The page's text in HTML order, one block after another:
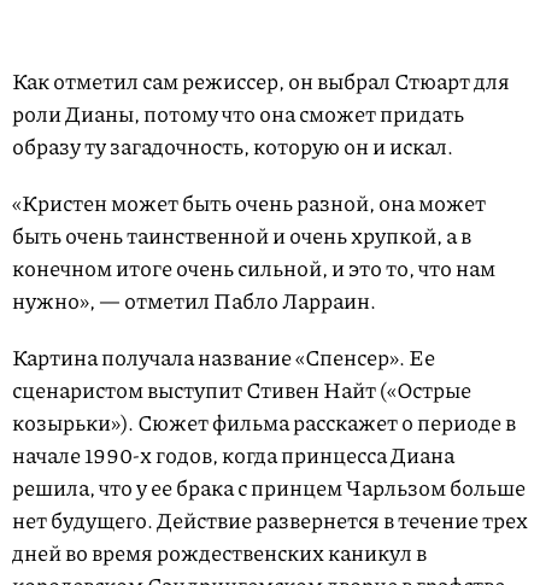
Как отметил сам режиссер, он выбрал Стюарт для
роли Дианы, потому что она сможет придать
образу ту загадочность, которую он и искал.
«Кристен может быть очень разной, она может
быть очень таинственной и очень хрупкой, а в
конечном итоге очень сильной, и это то, что нам
нужно», — отметил Пабло Ларраин.
Картина получала название «Спенсер». Ее
сценаристом выступит Стивен Найт («Острые
козырьки»). Сюжет фильма расскажет о периоде в
начале 1990-х годов, когда принцесса Диана
решила, что у ее брака с принцем Чарльзом больше
нет будущего. Действие развернется в течение трех
дней во время рождественских каникул в